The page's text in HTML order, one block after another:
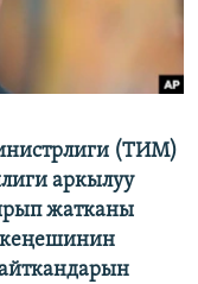
(ТИМ)
аркылуу
жатканы
кеңешинин